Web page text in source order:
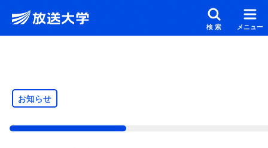
メインコンテンツにスキップ
検索 メニュー
お知らせ